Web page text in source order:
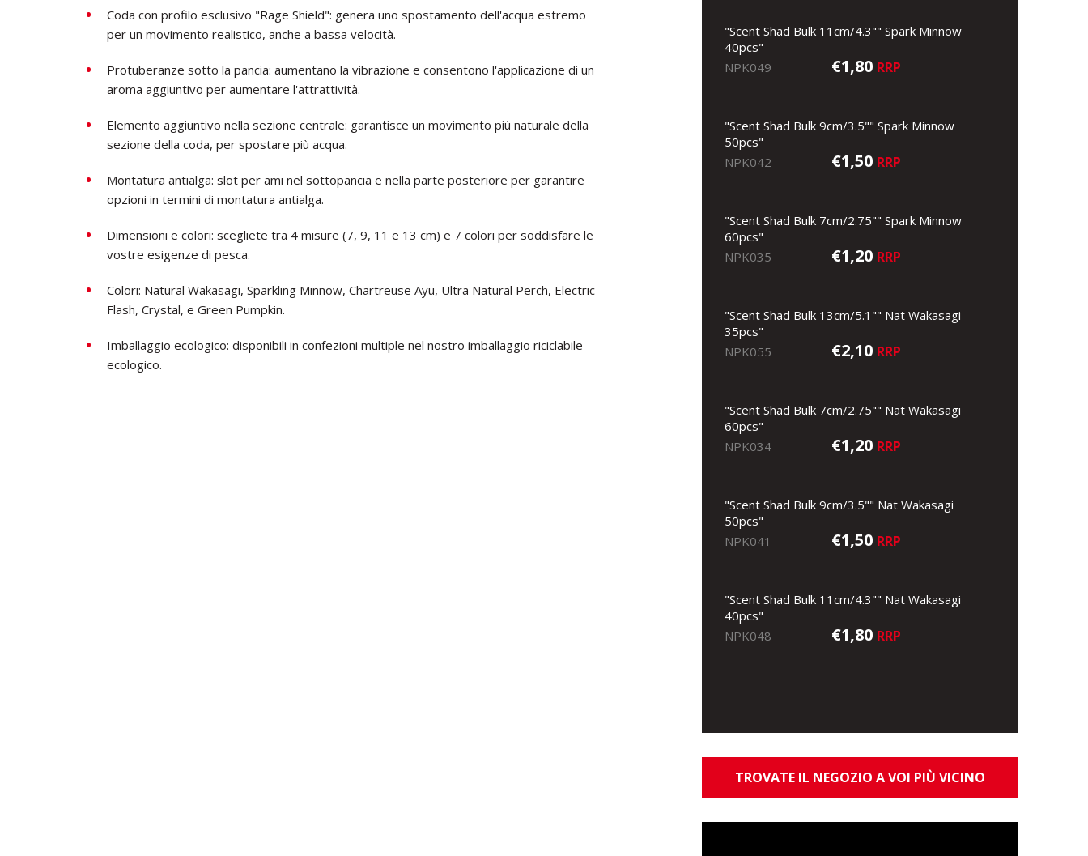
Coda con profilo esclusivo "Rage Shield": genera uno spostamento dell'acqua estremo
per un movimento realistico, anche a bassa velocità.
Protuberanze sotto la pancia: aumentano la vibrazione e consentono l'applicazione di un
aroma aggiuntivo per aumentare l'attrattività.
Elemento aggiuntivo nella sezione centrale: garantisce un movimento più naturale della
sezione della coda, per spostare più acqua.
Montatura antialga: slot per ami nel sottopancia e nella parte posteriore per garantire
opzioni in termini di montatura antialga.
Dimensioni e colori: scegliete tra 4 misure (7, 9, 11 e 13 cm) e 7 colori per soddisfare le
vostre esigenze di pesca.
Colori: Natural Wakasagi, Sparkling Minnow, Chartreuse Ayu, Ultra Natural Perch, Electric
Flash, Crystal, e Green Pumpkin.
Imballaggio ecologico: disponibili in confezioni multiple nel nostro imballaggio riciclabile
ecologico.
"Scent Shad Bulk 11cm/4.3"" Spark Minnow
40pcs"
NPK049
€1,80 RRP
"Scent Shad Bulk 9cm/3.5"" Spark Minnow
50pcs"
NPK042
€1,50 RRP
"Scent Shad Bulk 7cm/2.75"" Spark Minnow
60pcs"
NPK035
€1,20 RRP
"Scent Shad Bulk 13cm/5.1"" Nat Wakasagi
35pcs"
NPK055
€2,10 RRP
"Scent Shad Bulk 7cm/2.75"" Nat Wakasagi
60pcs"
NPK034
€1,20 RRP
"Scent Shad Bulk 9cm/3.5"" Nat Wakasagi
50pcs"
NPK041
€1,50 RRP
"Scent Shad Bulk 11cm/4.3"" Nat Wakasagi
40pcs"
NPK048
€1,80 RRP
TROVATE IL NEGOZIO A VOI PIÙ VICINO